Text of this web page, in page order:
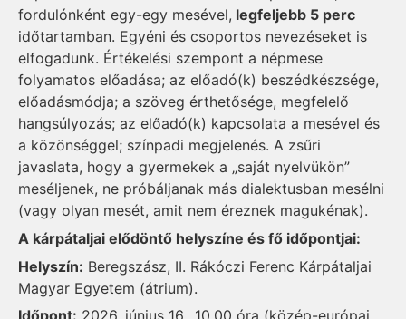
fordulónként egy-egy mesével, legfeljebb 5 perc
időtartamban. Egyéni és csoportos nevezéseket is
elfogadunk. Értékelési szempont a népmese
folyamatos előadása; az előadó(k) beszédkészsége,
előadásmódja; a szöveg érthetősége, megfelelő
hangsúlyozás; az előadó(k) kapcsolata a mesével és
a közönséggel; színpadi megjelenés. A zsűri
javaslata, hogy a gyermekek a „saját nyelvükön”
meséljenek, ne próbáljanak más dialektusban mesélni
(vagy olyan mesét, amit nem éreznek magukénak).
A kárpátaljai elődöntő helyszíne és fő időpontjai:
Helyszín: Beregszász, II. Rákóczi Ferenc Kárpátaljai
Magyar Egyetem (átrium).